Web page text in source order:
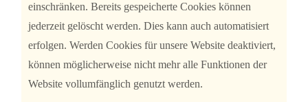
einschränken. Bereits gespeicherte Cookies können
jederzeit gelöscht werden. Dies kann auch automatisiert
erfolgen. Werden Cookies für unsere Website deaktiviert,
können möglicherweise nicht mehr alle Funktionen der
Website vollumfänglich genutzt werden.